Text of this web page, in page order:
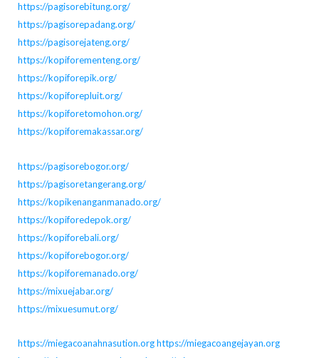
https://pagisorebitung.org/
https://pagisorepadang.org/
https://pagisorejateng.org/
https://kopiforementeng.org/
https://kopiforepik.org/
https://kopiforepluit.org/
https://kopiforetomohon.org/
https://kopiforemakassar.org/
https://pagisorebogor.org/
https://pagisoretangerang.org/
https://kopikenanganmanado.org/
https://kopiforedepok.org/
https://kopiforebali.org/
https://kopiforebogor.org/
https://kopiforemanado.org/
https://mixuejabar.org/
https://mixuesumut.org/
https://miegacoanahnasution.orghttps://miegacoangejayan.org